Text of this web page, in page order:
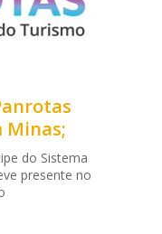
Minas;
do Sistema
presente no